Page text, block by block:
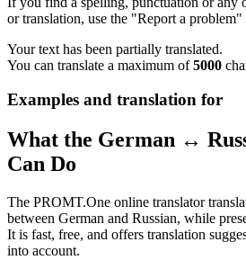
or translation, use the "Report a
Your text has been partially translated.
You can translate a maximum of5000
Examples and translation for
What the German ↔
Can Do
The PROMT.One online translator
between German and Russian, while
It is fast, free, and offers translation
into account.